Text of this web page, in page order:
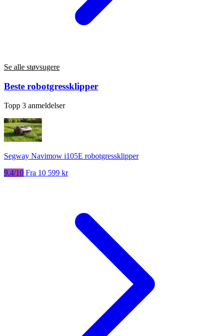
Se alle støvsugere
Beste robotgressklipper
Topp 3 anmeldelser
Segway Navimow i105E robotgressklipper
9.4/10 Fra 10 599 kr